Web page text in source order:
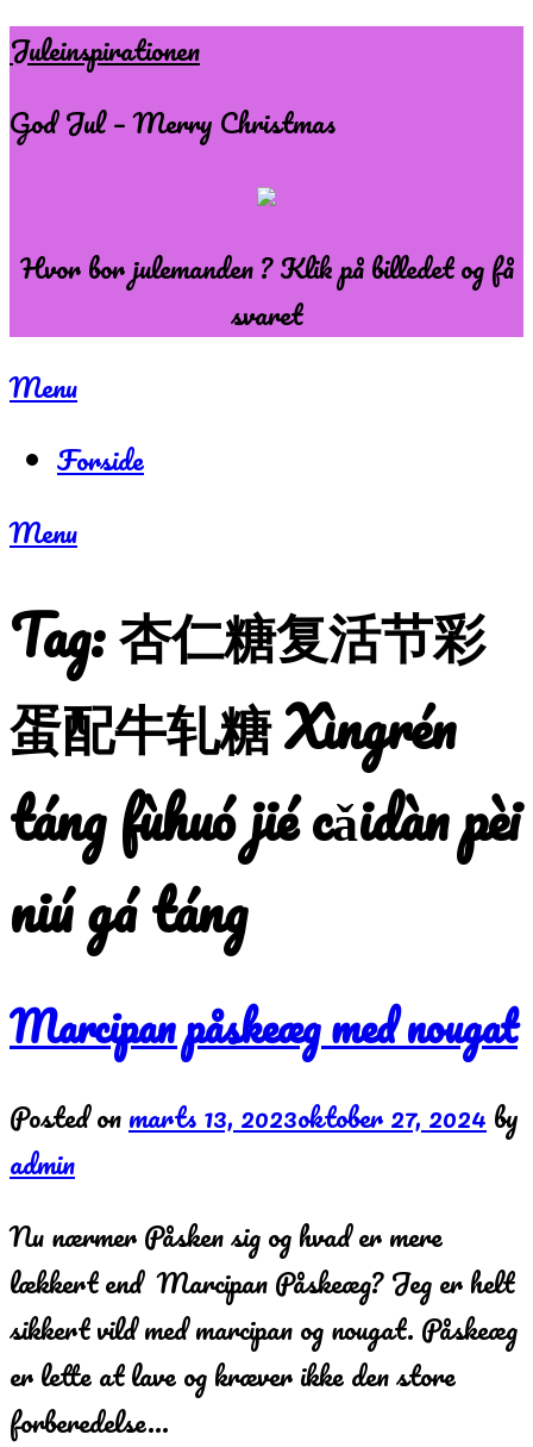
Skip
content
Juleinspirationen
God Jul – Merry Christmas
Hvor bor julemanden ? Klik på billedet og få
svaret
Menu
Forside
Menu
Tag:杏仁糖复活节彩
蛋配牛轧糖 Xìngrén
táng fùhuó jié cǎidàn pèi
niú gá táng
Marcipan påskeæg med nougat
Posted onmarts 13, 2023oktober 27, 2024 by
admin
Nu nærmer Påsken sig og hvad er mere
lækkert end Marcipan Påskeæg? Jeg er helt
sikkert vild med marcipan og nougat. Påskeæg
er lette at lave og kræver ikke den store
forberedelse…